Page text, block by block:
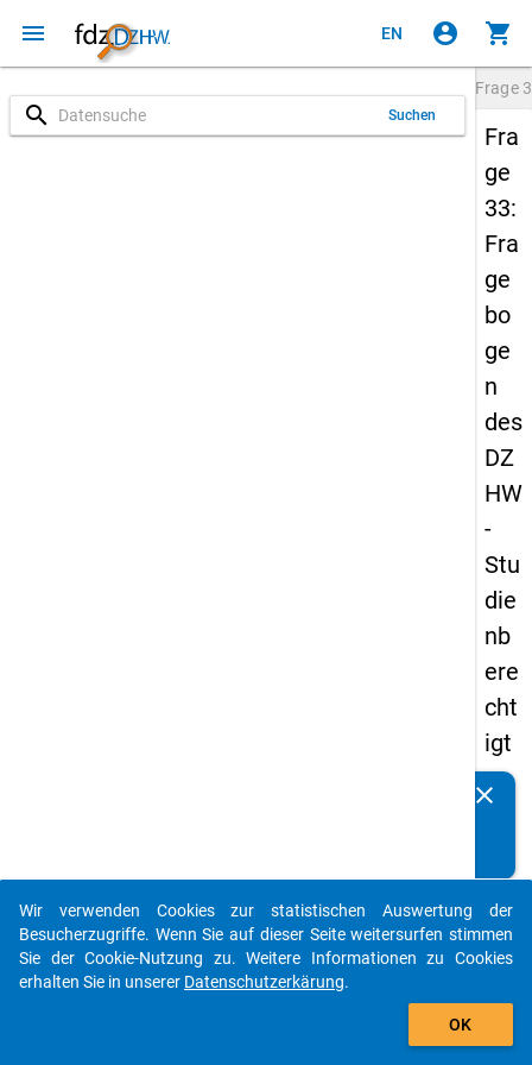
menu EN account_circle shopping_cart
search Suchen
Frage
Fra
ge
33:
Fra
ge
bo
ge
n
des
DZ
HW
-
Stu
die
nb
ere
cht
igt
en
s
20
12
clear
auto_stories
add_shopping_cart
Wir verwenden Cookies zur statistischen Auswertung der
Besucherzugriffe. Wenn Sie auf dieser Seite weitersurfen stimmen
Sie der Cookie-Nutzung zu. Weitere Informationen zu Cookies
erhalten Sie in unserer Datenschutzerkärung.
OK